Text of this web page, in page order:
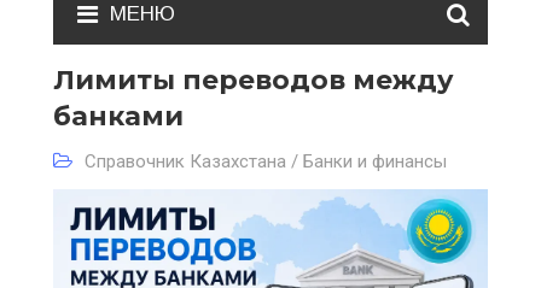
МЕНЮ
Лимиты переводов между
банками
Справочник Казахстана / Банки и финансы